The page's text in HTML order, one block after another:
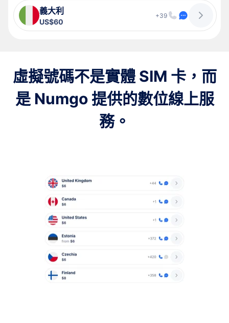
義大利
US$60
+39
虛擬號碼不是實體 SIM 卡，而
是 Numgo 提供的數位線上服
務。